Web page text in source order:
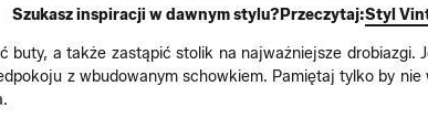
Szukasz inspiracji w dawnym stylu?Przeczytaj:Styl
buty, a także zastąpić stolik na najważniejsze drobiazgi.
z wbudowanym schowkiem. Pamiętaj tylko by